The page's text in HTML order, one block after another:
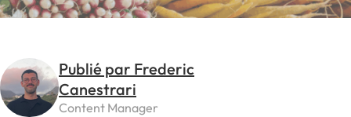
Publié par Frederic
Canestrari
Content Manager